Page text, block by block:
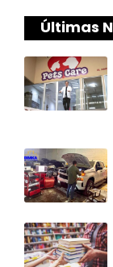
Últimas